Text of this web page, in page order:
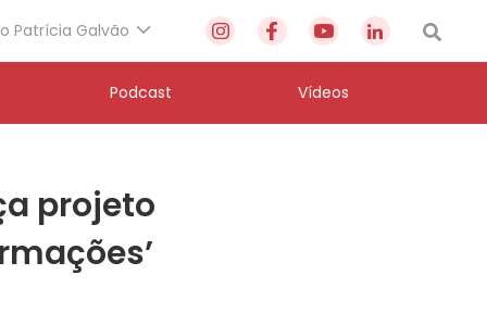
Patrícia Galvão
Podcast Vídeos
projeto